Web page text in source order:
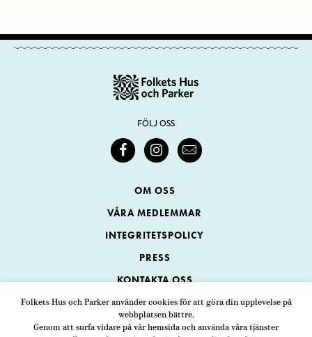
Folkets Hus och Parker använder cookies för att göra din upplevelse på
webbplatsen bättre.
Genom att surfa vidare på vår hemsida och använda våra tjänster
FÖLJ OSS
OM OSS
VÅRA MEDLEMMAR
INTEGRITETSPOLICY
PRESS
KONTAKTA OSS
Folkets Hus och Parker